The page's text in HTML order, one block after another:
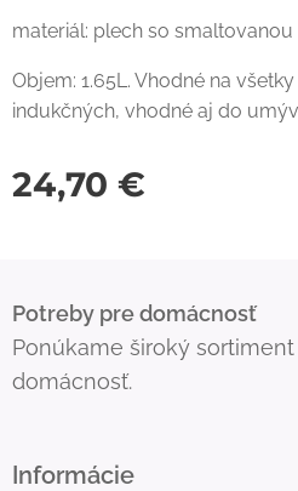
materiál: plech so
Objem: 1.65L. Vhodné na
indukčných, vhodné aj do
24,70 €
Potreby pre domácnosť
Ponúkame široký
domácnosť.
Informácie